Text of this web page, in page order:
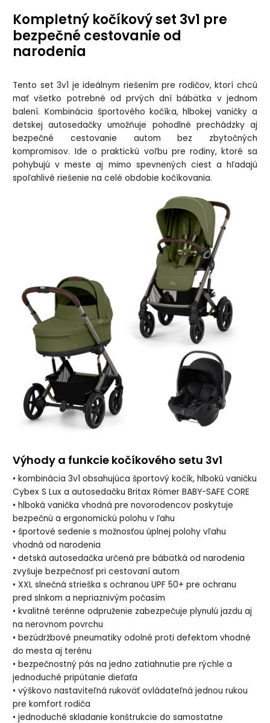
Kompletný kočíkový set 3v1 pre
bezpečné cestovanie od
narodenia
Tento set 3v1 je ideálnym riešením pre rodičov, ktorí chcú
mať všetko potrebné od prvých dní bábätka v jednom
balení. Kombinácia športového kočíka, hlbokej vaničky a
detskej autosedačky umožňuje pohodlné prechádzky aj
bezpečné cestovanie autom bez zbytočných
kompromisov. Ide o praktickú voľbu pre rodiny, ktoré sa
pohybujú v meste aj mimo spevnených ciest a hľadajú
spoľahlivé riešenie na celé obdobie kočíkovania.
Výhody a funkcie kočíkového setu 3v1
• kombinácia 3v1 obsahujúca športový kočík, hlbokú vaničku
Cybex S Lux a autosedačku Britax Römer BABY-SAFE CORE
• hlboká vanička vhodná pre novorodencov poskytuje
bezpečnú a ergonomickú polohu v ľahu
• športové sedenie s možnosťou úplnej polohy vľahu
vhodná od narodenia
• detská autosedačka určená pre bábätká od narodenia
zvyšuje bezpečnosť pri cestovaní autom
• XXL slnečná strieška s ochranou UPF 50+ pre ochranu
pred slnkom a nepriaznivým počasím
• kvalitné terénne odpruženie zabezpečuje plynulú jazdu aj
na nerovnom povrchu
• bezúdržbové pneumatiky odolné proti defektom vhodné
do mesta aj terénu
• bezpečnostný pás na jedno zatiahnutie pre rýchle a
jednoduché pripútanie dieťaťa
• výškovo nastaviteľná rukoväť ovládateľná jednou rukou
pre komfort rodiča
• jednoduché skladanie konštrukcie do samostatne